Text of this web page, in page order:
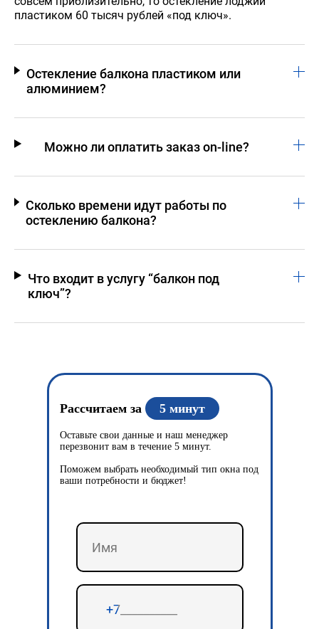
пластиком 60 тысяч рублей «под ключ».
Остекление балкона пластиком или
алюминием?
Можно ли оплатить заказ on-line?
Сколько времени идут работы по
остеклению балкона?
Что входит в услугу “балкон под
ключ”?
Рассчитаем за 5 минут
Оставьте свои данные и наш менеджер
перезвонит вам в течение 5 минут.
Поможем выбрать необходимый тип окна под
ваши потребности и бюджет!